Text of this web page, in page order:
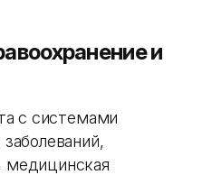
и
с системами
медицинская